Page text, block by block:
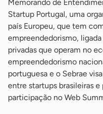
Memorando de
Startup Portugal, uma
país Europeu, que tem
empreendedorismo,
privadas que operam no
empreendedorismo
portuguesa e o Sebrae
entre startups brasileiras
participação no Web